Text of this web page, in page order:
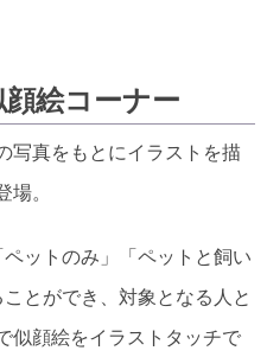
絵コーナー
写真をもとにイラストを描
場。
ットのみ」「ペットと飼い
とができ、対象となる人と
似顔絵をイラストタッチで